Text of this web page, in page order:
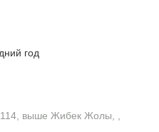
год
выше Жибек Жолы, ,